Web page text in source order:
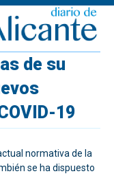
de su
19
normativa de la
se ha dispuesto